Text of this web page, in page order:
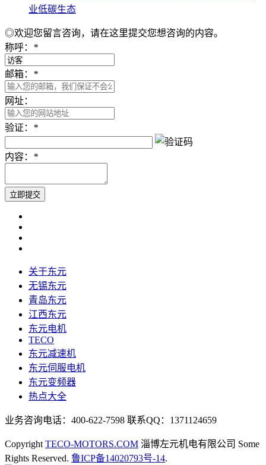
业低碳生态
◎欢迎您留言咨询，请在这里提交您想咨询的内容。
称呼： *
邮箱： *
网址：
验证： *
内容： *
关于东元
无锡东元
青岛东元
江西东元
东元电机
TECO
东元减速机
东元伺服电机
东元变频器
热点大全
业务咨询电话：400-622-7598 联系QQ：1371124659
Copyright TECO-MOTORS.COM 淄博左元机电有限公司 Some
Rights Reserved. 鲁ICP备14020793号-14.